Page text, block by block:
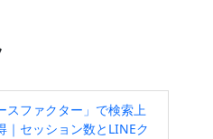
スファクター」で検索上
｜セッション数とLINEク